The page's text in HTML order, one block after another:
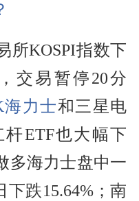
所KOSPI指数下
交易暂停20分
海力士和三星电
ETF也大幅下
多海力士盘中一
下跌15.64%；南